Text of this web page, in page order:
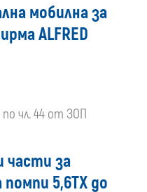
мобилна за
ALFRED
чл. 44 от ЗОП
части за
5,6ТХ до